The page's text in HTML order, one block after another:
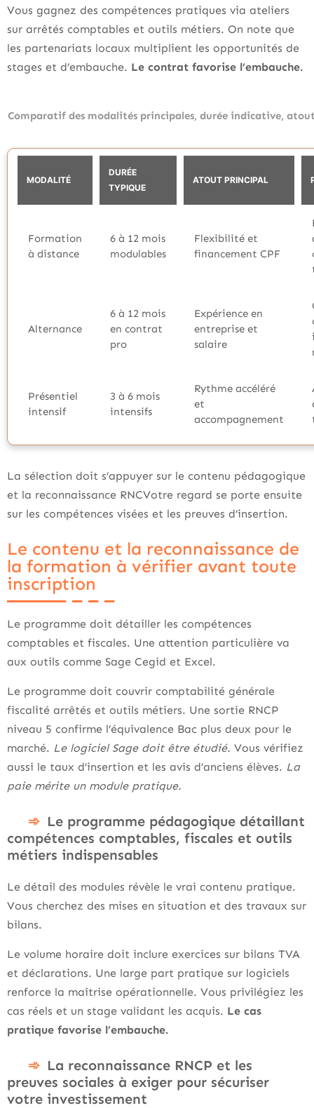
Vous gagnez des compétences pratiques via ateliers
sur arrêtés comptables et outils métiers. On note que
les partenariats locaux multiplient les opportunités de
stages et d’embauche. Le contrat favorise l’embauche.
Comparatif des modalités principales, durée indicative,
MODALITÉ
DURÉE
TYPIQUE
ATOUT PRINCIPAL
Formation
à distance
6 à 12 mois
modulables
Flexibilité et
financement CPF
Alternance
6 à 12 mois
en contrat
pro
Expérience en
entreprise et
salaire
Présentiel
intensif
3 à 6 mois
intensifs
Rythme accéléré
et
accompagnement
La sélection doit s’appuyer sur le contenu pédagogique
et la reconnaissance RNCVotre regard se porte ensuite
sur les compétences visées et les preuves d’insertion.
Le contenu et la reconnaissance de
la formation à vérifier avant toute
inscription
Le programme doit détailler les compétences
comptables et fiscales. Une attention particulière va
aux outils comme Sage Cegid et Excel.
Le programme doit couvrir comptabilité générale
fiscalité arrêtés et outils métiers. Une sortie RNCP
niveau 5 confirme l’équivalence Bac plus deux pour le
marché. Le logiciel Sage doit être étudié. Vous vérifiez
aussi le taux d’insertion et les avis d’anciens élèves. La
paie mérite un module pratique.
Le programme pédagogique détaillant
compétences comptables, fiscales et outils
métiers indispensables
Le détail des modules révèle le vrai contenu pratique.
Vous cherchez des mises en situation et des travaux sur
bilans.
Le volume horaire doit inclure exercices sur bilans TVA
et déclarations. Une large part pratique sur logiciels
renforce la maîtrise opérationnelle. Vous privilégiez les
cas réels et un stage validant les acquis. Le cas
pratique favorise l’embauche.
La reconnaissance RNCP et les
preuves sociales à exiger pour sécuriser
votre investissement